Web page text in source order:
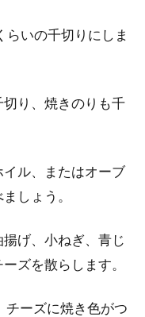
いの千切りにしま
り、焼きのりも千
ル、またはオーブ
しょう。
げ、小ねぎ、青じ
ズを散らします。
ーズに焼き色がつ